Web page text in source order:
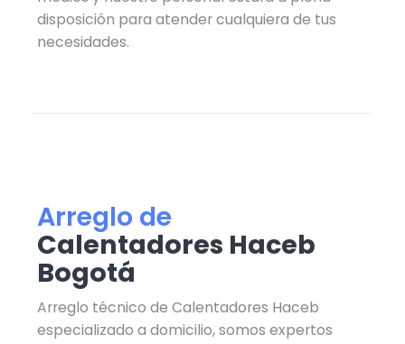
disposición para atender cualquiera de tus
necesidades.
Arreglo de
Calentadores Haceb
Bogotá
Arreglo técnico de Calentadores Haceb
especializado a domicilio, somos expertos